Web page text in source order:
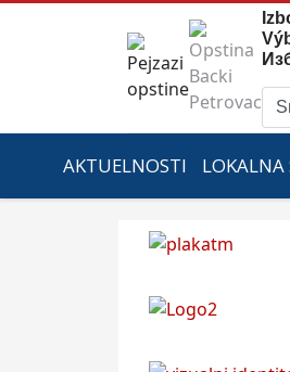
AKTUELNOSTI LOKALNA